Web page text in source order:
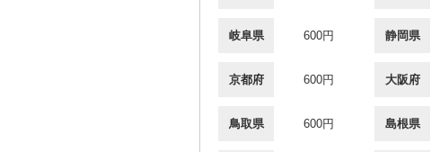
岐阜県 600円 静岡県
京都府 600円 大阪府
鳥取県 600円 島根県